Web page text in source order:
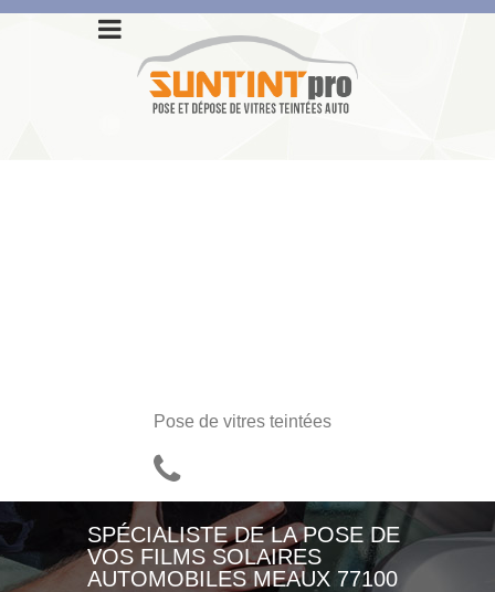
Pose de vitres teintées
SPÉCIALISTE DE LA POSE DE
VOS FILMS SOLAIRES
AUTOMOBILES MEAUX 77100